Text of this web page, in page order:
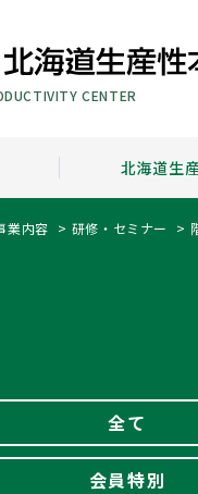
CENTER
北海道生
性本部について 一覧を
一覧を見る
ナー 一覧を見る
業内容 研修・セミナー
全て
会員特別